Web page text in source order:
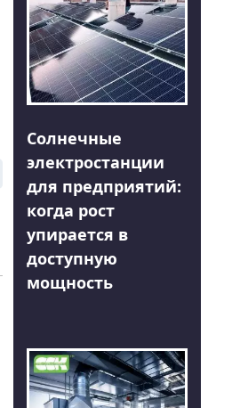
Солнечные
электростанции
для предприятий:
когда рост
упирается в
доступную
мощность